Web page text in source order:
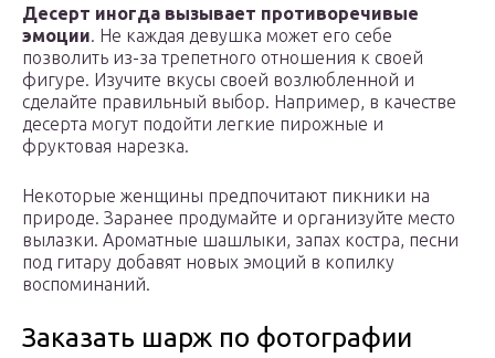
Десерт иногда вызывает противоречивые
эмоции. Не каждая девушка может его себе
позволить из-за трепетного отношения к своей
фигуре. Изучите вкусы своей возлюбленной и
сделайте правильный выбор. Например, в качестве
десерта могут подойти легкие пирожные и
фруктовая нарезка.
Некоторые женщины предпочитают пикники на
природе. Заранее продумайте и организуйте место
вылазки. Ароматные шашлыки, запах костра, песни
под гитару добавят новых эмоций в копилку
воспоминаний.
Заказать шарж по фотографии